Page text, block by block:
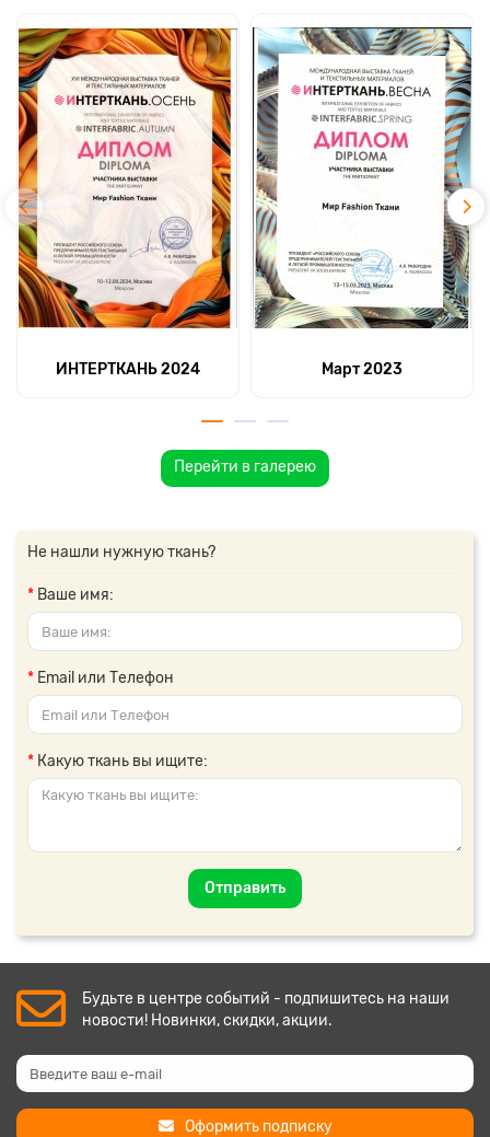
ИНТЕРТКАНЬ 2024 Март 2023
Перейти в галерею
Не нашли нужную ткань?
Ваше имя:
Email или Телефон
Какую ткань вы ищите:
Отправить
Будьте в центре событий - подпишитесь на наши
новости! Новинки, скидки, акции.
Оформить подписку